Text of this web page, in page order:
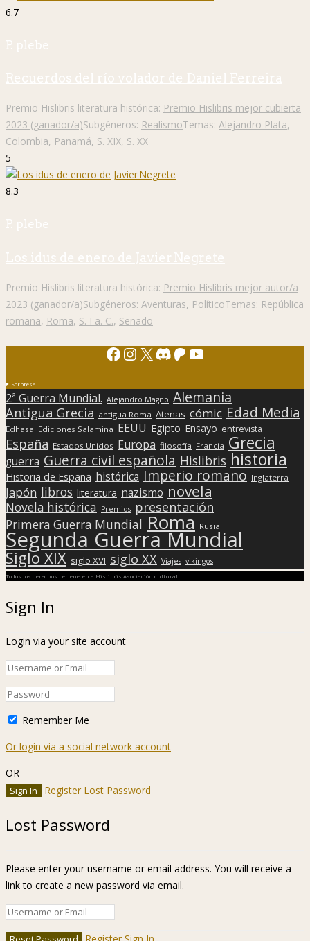
6.7
P. plebe
Recuerdos del río volador de Daniel Ferreira
Premio Hislibris literatura histórica: Premio Hislibris mejor cubierta
2023 (ganador/a)Subgéneros: RealismoTemas: Alejandro Plata,
Colombia, Panamá, S. XIX, S. XX
5
8.3
P. plebe
Los idus de enero de Javier Negrete
Premio Hislibris literatura histórica: Premio Hislibris mejor autor/a
2023 (ganador/a)Subgéneros: Aventuras, PolíticoTemas: República
romana, Roma, S. I a. C., Senado
Facebook
Instagram
X Discord
Patreon
YouTube
Sorpresa
2ª Guerra Mundial. Alejandro Magno Alemania
Antigua Grecia antigua Roma Atenas cómic Edad Media
Edhasa Ediciones Salamina EEUU Egipto Ensayo entrevista
España Estados Unidos Europa filosofía Francia Grecia
guerra Guerra civil española Hislibris historia
Historia de España histórica Imperio romano Inglaterra
Japón libros literatura nazismo novela
Novela histórica Premios presentación
Primera Guerra Mundial Roma Rusia
Segunda Guerra Mundial
Siglo XIX siglo XVI siglo XX Viajes vikingos
Todos los derechos pertenecen a Hislibris Asociación cultural
Sign In
Login via your site account
Remember Me
Or login via a social network account
OR
Register Lost Password
Lost Password
Please enter your username or email address. You will receive a
link to create a new password via email.
Register Sign In